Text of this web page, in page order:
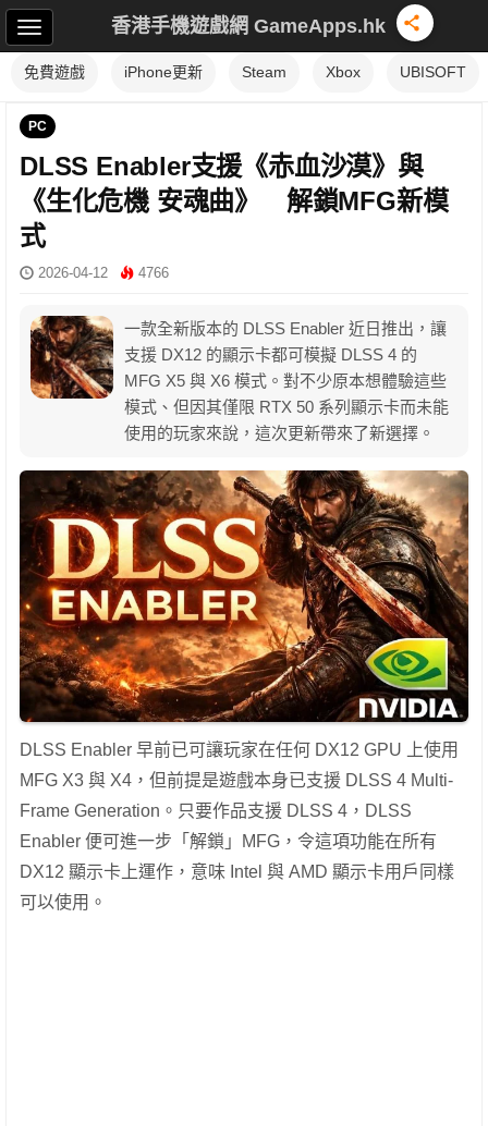
香港手機遊戲網 GameApps.hk
免費遊戲 iPhone更新 Steam Xbox UBISOFT
PC
DLSS Enabler支援《赤血沙漠》與
《生化危機 安魂曲》 解鎖MFG新模
式
2026-04-12 4766
一款全新版本的 DLSS Enabler 近日推出，讓
支援 DX12 的顯示卡都可模擬 DLSS 4 的
MFG X5 與 X6 模式。對不少原本想體驗這些
模式、但因其僅限 RTX 50 系列顯示卡而未能
使用的玩家來說，這次更新帶來了新選擇。
DLSS Enabler 早前已可讓玩家在任何 DX12 GPU 上使用
MFG X3 與 X4，但前提是遊戲本身已支援 DLSS 4 Multi-
Frame Generation。只要作品支援 DLSS 4，DLSS
Enabler 便可進一步「解鎖」MFG，令這項功能在所有
DX12 顯示卡上運作，意味 Intel 與 AMD 顯示卡用戶同樣
可以使用。